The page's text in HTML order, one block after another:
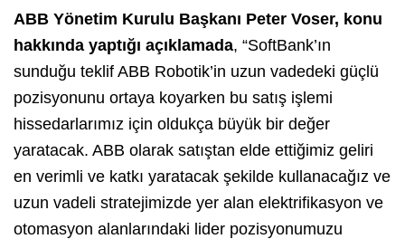
ABB Yönetim Kurulu Başkanı Peter Voser, konu
hakkında yaptığı açıklamada, “SoftBank’ın
sunduğu teklif ABB Robotik’in uzun vadedeki güçlü
pozisyonunu ortaya koyarken bu satış işlemi
hissedarlarımız için oldukça büyük bir değer
yaratacak. ABB olarak satıştan elde ettiğimiz geliri
en verimli ve katkı yaratacak şekilde kullanacağız ve
uzun vadeli stratejimizde yer alan elektrifikasyon ve
otomasyon alanlarındaki lider pozisyonumuzu